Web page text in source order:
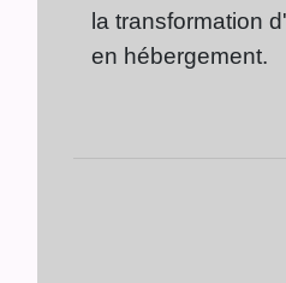
la transformation
en hébergement.